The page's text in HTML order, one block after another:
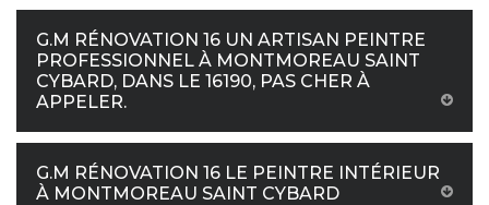
G.M RÉNOVATION 16 UN ARTISAN PEINTRE
PROFESSIONNEL À MONTMOREAU SAINT
CYBARD, DANS LE 16190, PAS CHER À
APPELER.
G.M RÉNOVATION 16 LE PEINTRE INTÉRIEUR
À MONTMOREAU SAINT CYBARD